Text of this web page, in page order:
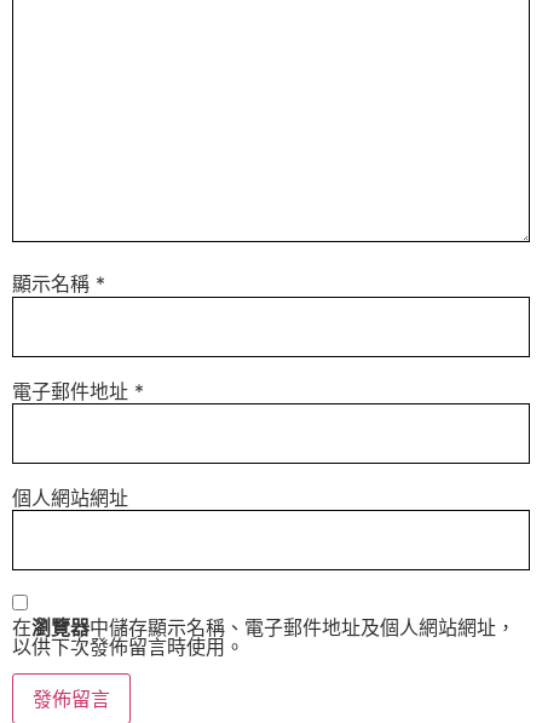
顯示名稱 *
電子郵件地址 *
個人網站網址
在瀏覽器中儲存顯示名稱、電子郵件地址及個人網站網址，
以供下次發佈留言時使用。